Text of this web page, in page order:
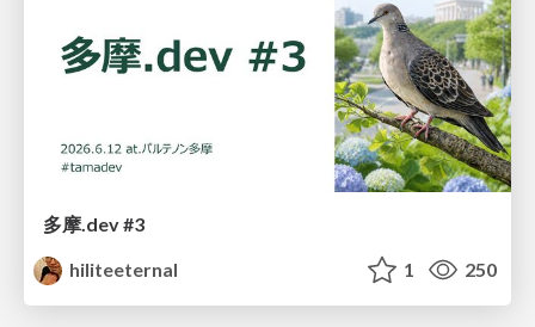
多摩.dev #3
hiliteeternal
1 250